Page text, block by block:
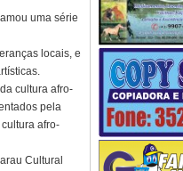
uma série
locais, e
cultura afro-
pela
afro-
Cultural